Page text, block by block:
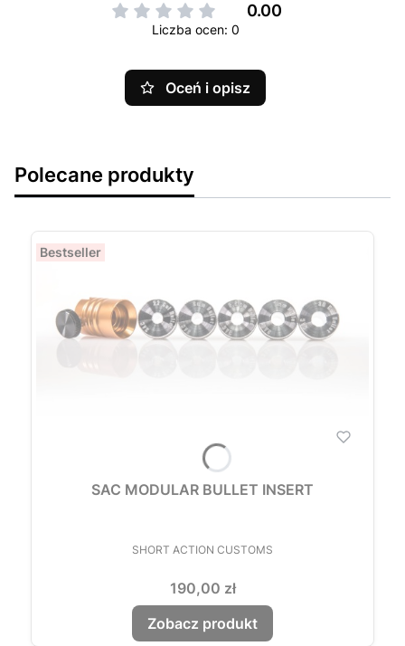
0.00
Liczba ocen: 0
Oceń i opisz
Polecane produkty
Bestseller
SAC MODULAR BULLET INSERT
PRODUCENT
SHORT ACTION CUSTOMS
Cena
190,00 zł
Zobacz produkt